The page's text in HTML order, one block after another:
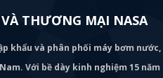
THƯƠNG MẠI NASA
khẩu và phân phối máy bơm nước,
Với bề dày kinh nghiệm 15 năm